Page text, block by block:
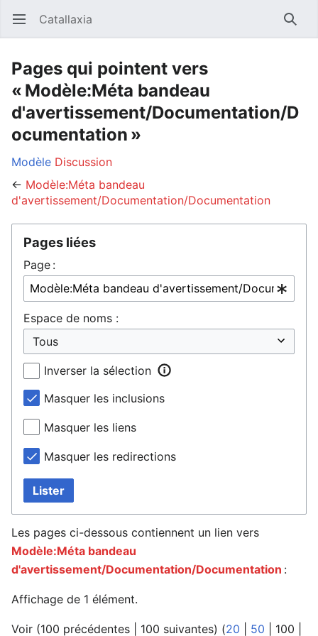
Ouvrir le menu principal Catallaxia
Pages qui pointent vers
« Modèle:Méta bandeau
d'avertissement/Documentation/D
ocumentation »
Modèle Discussion
← Modèle:Méta bandeau
d'avertissement/Documentation/Documentation
Pages liées
Page :
Espace de noms :
Inverser la sélection
Masquer les inclusions
Masquer les liens
Masquer les redirections
Lister
Les pages ci-dessous contiennent un lien vers
Modèle:Méta bandeau
d'avertissement/Documentation/Documentation :
Affichage de 1 élément.
Voir (100 précédentes 100 suivantes) (20 50 100